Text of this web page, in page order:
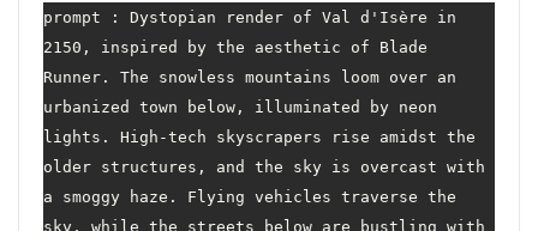
prompt : Dystopian render of Val d'Isère in
2150, inspired by the aesthetic of Blade
Runner. The snowless mountains loom over an
urbanized town below, illuminated by neon
lights. High-tech skyscrapers rise amidst the
older structures, and the sky is overcast with
a smoggy haze. Flying vehicles traverse the
sky, while the streets below are bustling with